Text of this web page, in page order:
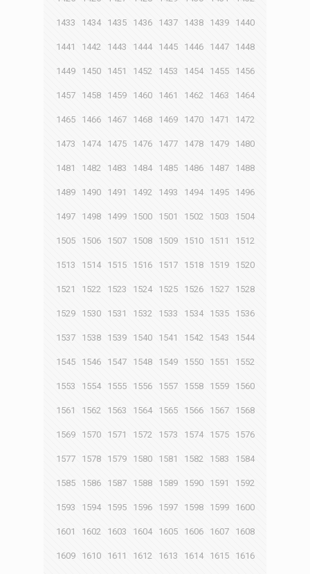
1433 1434 1435 1436 1437 1438 1439 1440
1441 1442 1443 1444 1445 1446 1447 1448
1449 1450 1451 1452 1453 1454 1455 1456
1457 1458 1459 1460 1461 1462 1463 1464
1465 1466 1467 1468 1469 1470 1471 1472
1473 1474 1475 1476 1477 1478 1479 1480
1481 1482 1483 1484 1485 1486 1487 1488
1489 1490 1491 1492 1493 1494 1495 1496
1497 1498 1499 1500 1501 1502 1503 1504
1505 1506 1507 1508 1509 1510 1511 1512
1513 1514 1515 1516 1517 1518 1519 1520
1521 1522 1523 1524 1525 1526 1527 1528
1529 1530 1531 1532 1533 1534 1535 1536
1537 1538 1539 1540 1541 1542 1543 1544
1545 1546 1547 1548 1549 1550 1551 1552
1553 1554 1555 1556 1557 1558 1559 1560
1561 1562 1563 1564 1565 1566 1567 1568
1569 1570 1571 1572 1573 1574 1575 1576
1577 1578 1579 1580 1581 1582 1583 1584
1585 1586 1587 1588 1589 1590 1591 1592
1593 1594 1595 1596 1597 1598 1599 1600
1601 1602 1603 1604 1605 1606 1607 1608
1609 1610 1611 1612 1613 1614 1615 1616